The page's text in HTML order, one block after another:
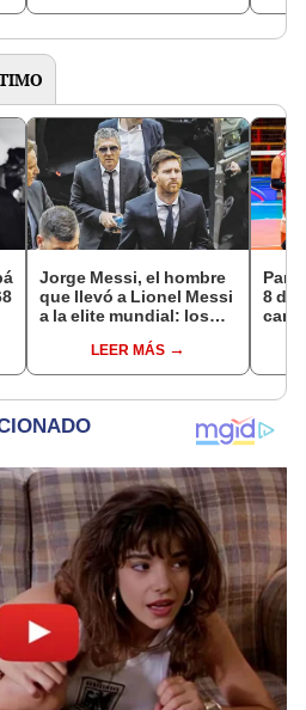
Jorge Messi, el hombre
que llevó a Lionel Messi
a la elite mundial: los
carrera de su hijo
LEER MÁS
8 de